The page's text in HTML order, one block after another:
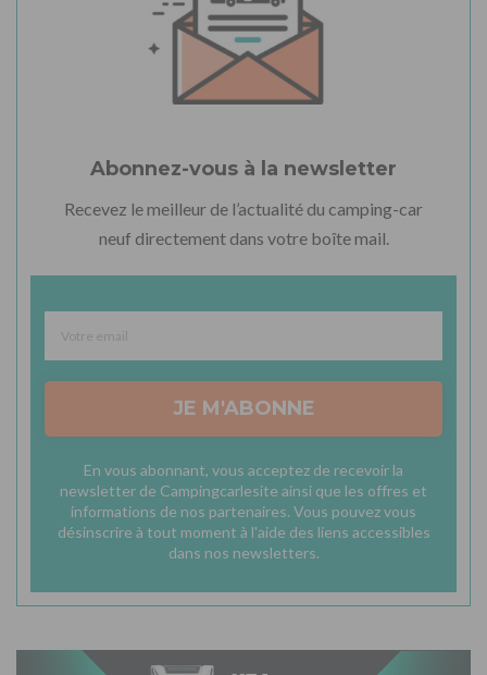
Abonnez-vous à la newsletter
Recevez le meilleur de l’actualité du camping-car
neuf directement dans votre boîte mail.
JE M'ABONNE
En vous abonnant, vous acceptez de recevoir la
newsletter de Campingcarlesite ainsi que les offres et
informations de nos partenaires. Vous pouvez vous
désinscrire à tout moment à l'aide des liens accessibles
dans nos newsletters.